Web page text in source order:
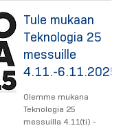
Tule mukaan
Teknologia 25
messuille
4.11.-6.11.2025!
Olemme mukana
Teknologia 25
messuilla 4.11(ti) -